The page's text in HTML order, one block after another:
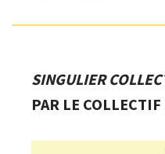
SINGULIER
PAR LE COLLECTIF